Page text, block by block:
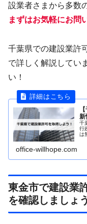
設業者さまから多数
まずはお気軽にお問
千葉県での建設業許
で詳しく解説してい
い！
新
千
行
は
office-willhope.com
東金市で建設業
を確認しましょう